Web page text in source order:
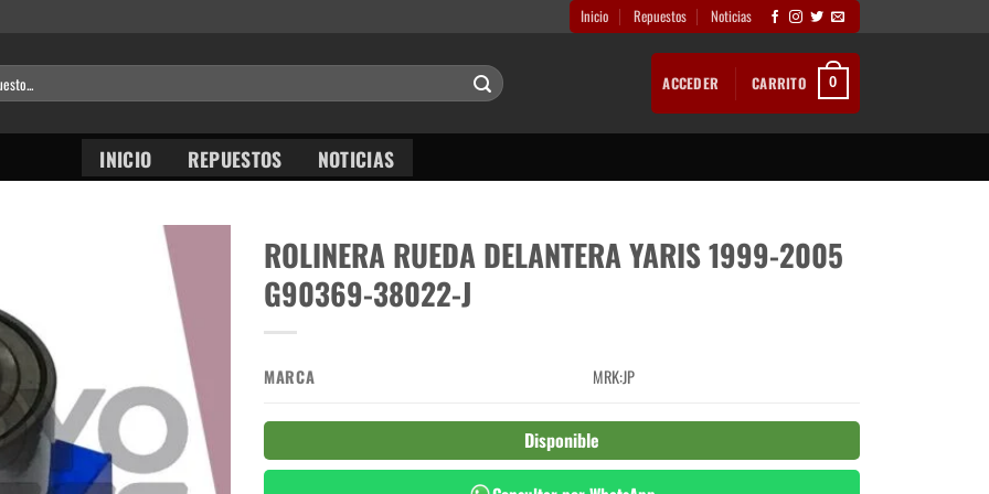
Inicio Repuestos Noticias
ACCEDER CARRITO 0
INICIO REPUESTOS NOTICIAS
ROLINERA RUEDA DELANTERA YARIS 1999-2005
G90369-38022-J
MARCA MRK:JP
Disponible